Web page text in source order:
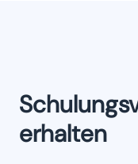
erhalten